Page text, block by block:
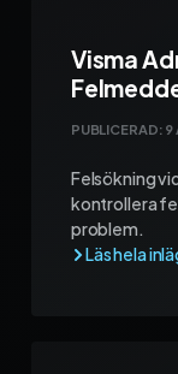
Visma
PUBLICERAD: 9
Felsökning
kontrollera
problem.